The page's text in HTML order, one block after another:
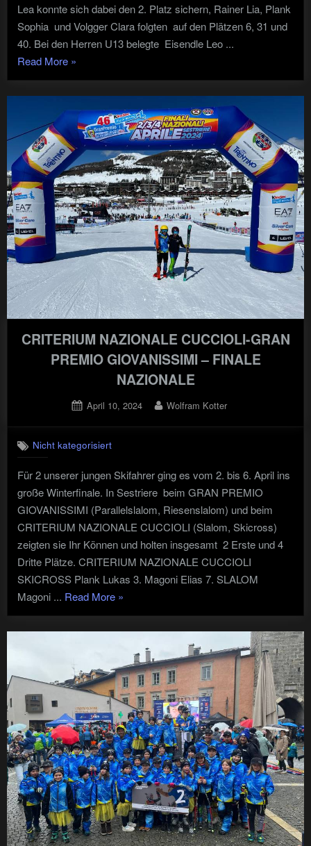
Lea konnte sich dabei den 2. Platz sichern, Rainer Lia, Plank
Sophia und Volgger Clara folgten auf den Plätzen 6, 31 und
40. Bei den Herren U13 belegte Eisendle Leo ...
Read More"CRITERIUM
Giuseppe
Gontier
–
Italienmeisterschaft
Biathlon
U13/U15"
»
CRITERIUM NAZIONALE CUCCIOLI-GRAN
PREMIO GIOVANISSIMI – FINALE
NAZIONALE
Posted
April 10, 2024 By
Wolfram Kotter
Nicht kategorisiert
Für 2 unserer jungen Skifahrer ging es vom 2. bis 6. April ins
große Winterfinale. In Sestriere beim GRAN PREMIO
GIOVANISSIMI (Parallelslalom, Riesenslalom) und beim
CRITERIUM NAZIONALE CUCCIOLI (Slalom, Skicross)
zeigten sie Ihr Können und holten insgesamt 2 Erste und 4
Dritte Plätze. CRITERIUM NAZIONALE CUCCIOLI
SKICROSS Plank Lukas 3. Magoni Elias 7. SLALOM
Magoni ... Read More"CRITERIUM
NAZIONALE
CUCCIOLI-
PREMIO
GIOVANISSIMI
–
FINALE
NAZIONALE"
»